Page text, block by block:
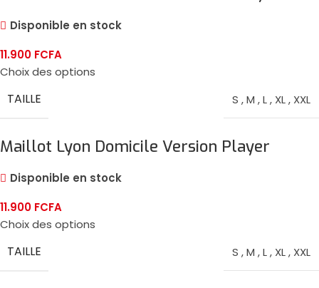
2024/25
Disponible en stock
11.900 FCFA
Choix des options
TAILLE S ,M ,L, XL, XXL
Maillot Lyon Domicile Version Player
2024/25
Disponible en stock
11.900 FCFA
Choix des options
TAILLE S ,M ,L, XL, XXL